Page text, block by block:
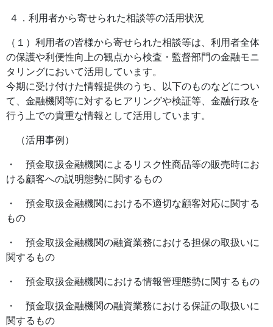
４．利用者から寄せられた相談等の活用状況
（１）利用者の皆様から寄せられた相談等は、利用者全体
の保護や利便性向上の観点から検査・監督部門の金融モニ
タリングにおいて活用しています。
今期に受け付けた情報提供のうち、以下のものなどについ
て、金融機関等に対するヒアリングや検証等、金融行政を
行う上での貴重な情報として活用しています。
（活用事例）
・ 預金取扱金融機関によるリスク性商品等の販売時にお
ける顧客への説明態勢に関するもの
・ 預金取扱金融機関における不適切な顧客対応に関する
もの
・ 預金取扱金融機関の融資業務における担保の取扱いに
関するもの
・ 預金取扱金融機関における情報管理態勢に関するもの
・ 預金取扱金融機関の融資業務における保証の取扱いに
関するもの